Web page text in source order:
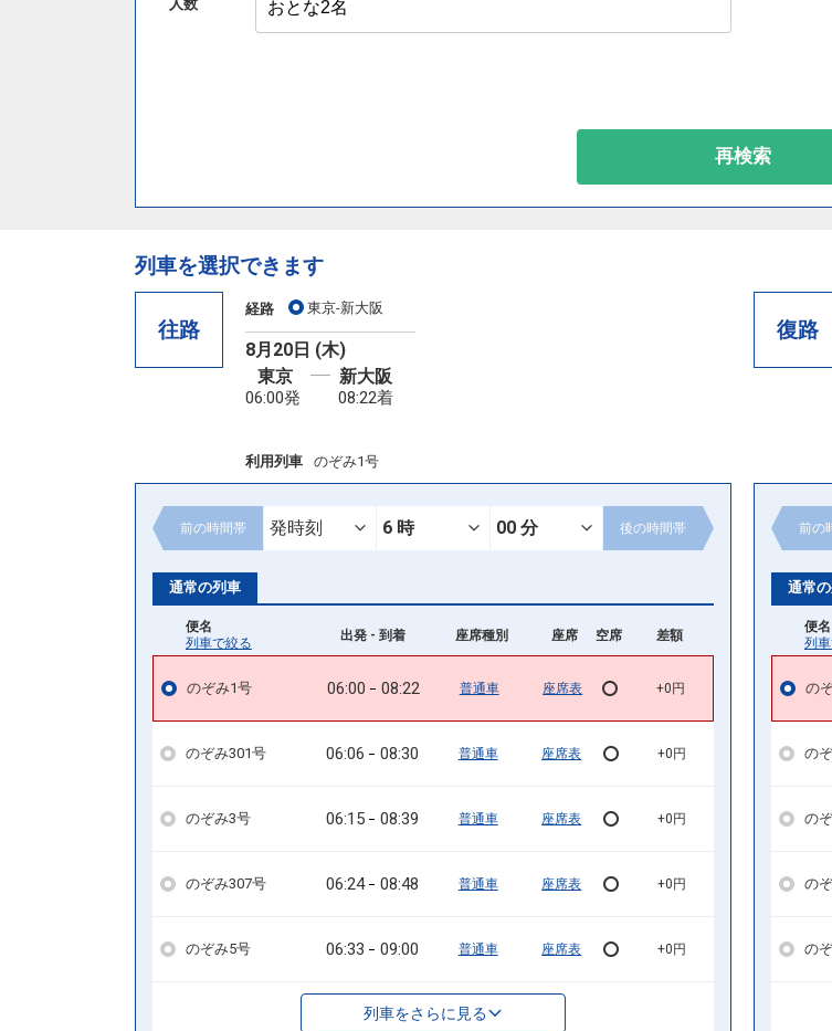
人数
再検索
列車を選択できます
往路
経路 東京-新大阪
8月20日 (木)
東京
06:00発
新大阪
08:22着
利用列車 のぞみ1号
前の時間帯 後の時間帯
通常の列車
便名
列車で絞る
出発 - 到着 座席種別 座席 空席 差額
のぞみ1号 06:00 08:22 普通車 座席表 +0円
のぞみ301号 06:06 08:30 普通車 座席表 +0円
のぞみ3号 06:15 08:39 普通車 座席表 +0円
のぞみ307号 06:24 08:48 普通車 座席表 +0円
のぞみ5号 06:33 09:00 普通車 座席表 +0円
列車をさらに見る
復路
前の
通常
便名
列
の
の
の
の
の